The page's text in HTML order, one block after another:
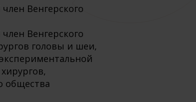
Венгерского
Венгерского
головы и шеи,
общества